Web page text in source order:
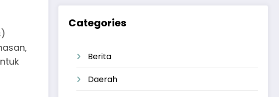
Categories
Berita
Daerah